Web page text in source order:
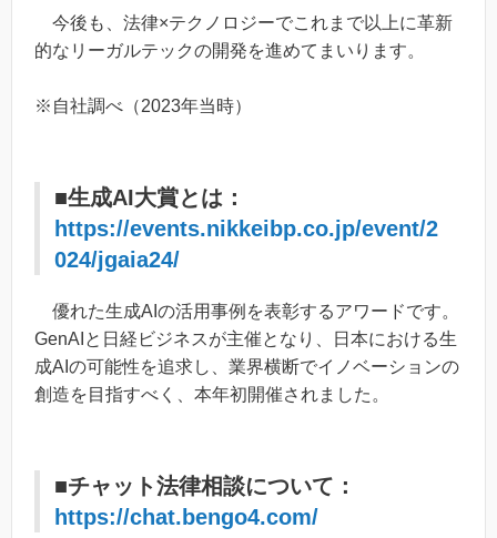
今後も、法律×テクノロジーでこれまで以上に革新
的なリーガルテックの開発を進めてまいります。
※自社調べ（2023年当時）
■生成AI大賞とは：
https://events.nikkeibp.co.jp/event/2
024/jgaia24/
優れた生成AIの活用事例を表彰するアワードです。
GenAIと日経ビジネスが主催となり、日本における生
成AIの可能性を追求し、業界横断でイノベーションの
創造を目指すべく、本年初開催されました。
■チャット法律相談について：
https://chat.bengo4.com/